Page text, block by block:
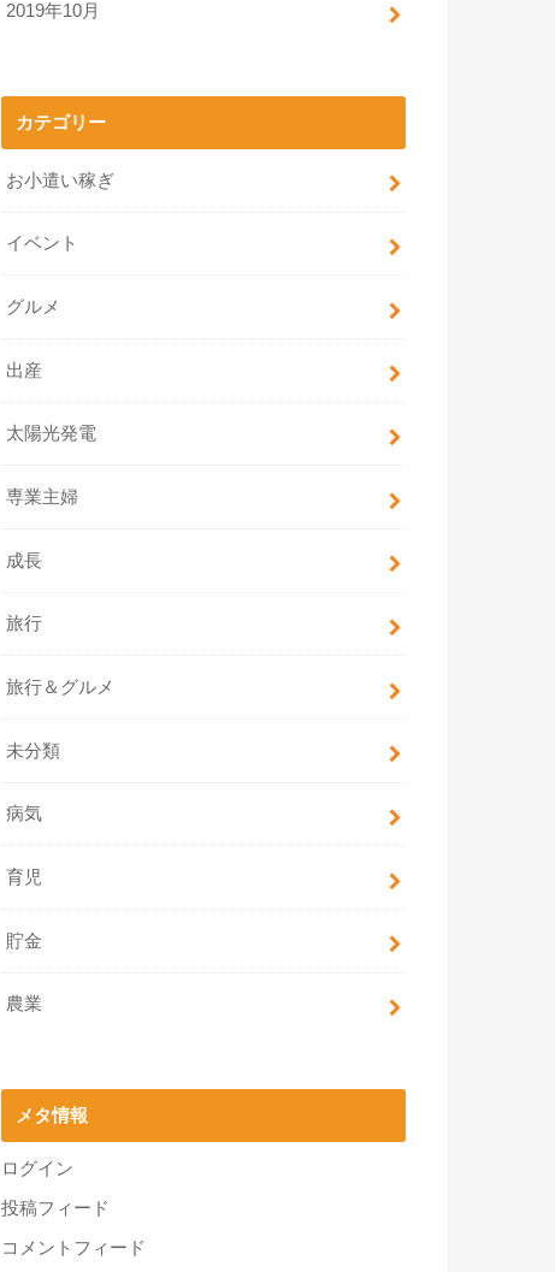
2019年10月
カテゴリー
お小遣い稼ぎ
イベント
グルメ
出産
太陽光発電
専業主婦
成長
旅行
旅行＆グルメ
未分類
病気
育児
貯金
農業
メタ情報
ログイン
投稿フィード
コメントフィード